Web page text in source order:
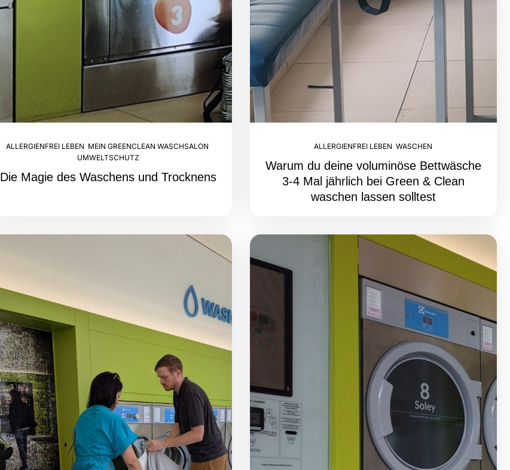
ALLERGIENFREI LEBEN MEIN GREENCLEAN WASCHSALON
UMWELTSCHUTZ
Die Magie des Waschens und Trocknens
ALLERGIENFREI LEBEN ,WASCHEN
Warum du deine voluminöse Bettwäsche
3-4 Mal jährlich bei Green & Clean
waschen lassen solltest